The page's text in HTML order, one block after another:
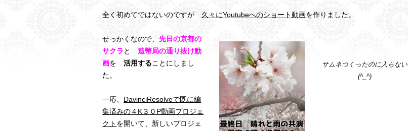
全く初めてではないのですが 久々にYoutubeへのショート動画を作りました。
サムネつくったのに入らない
(^_^)
せっかくなので、先日の京都の
サクラと造幣局の通り抜け動
画を活用することにしまし
た。
一応、 DavinciResolveで既に編
集済みの４K３０P動画プロジェ
クト を開いて、新しいプロジェ